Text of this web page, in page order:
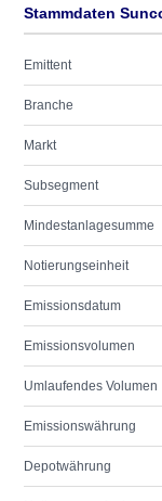
Stammdaten
Emittent
Branche
Markt
Subsegment
Mindestanlagesumme
Notierungseinheit
Emissionsdatum
Emissionsvolumen
Umlaufendes Volumen
Emissionswährung
Depotwährung